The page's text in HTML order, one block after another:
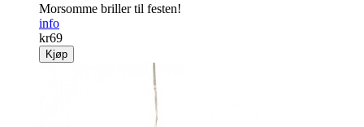
Morsomme briller til festen!
info
kr69
Kjøp